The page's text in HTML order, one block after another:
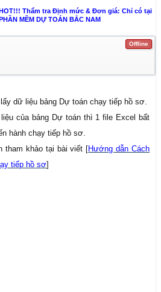
Thẩm tra Định mức & Đơn giá: Chỉ có tại
MỀM DỰ TOÁN BẮC NAM
Offline
dữ liệu bảng Dự toán chạy tiếp hồ sơ.
của bảng Dự toán thì 1 file Excel bất
hành chạy tiếp hồ sơ.
tham khảo tại bài viết [Hướng dẫn Cách
tiếp hồ sơ]